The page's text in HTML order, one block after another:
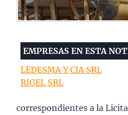
EMPRESAS EN ESTA
LEDESMA Y CIA SRL
RIGEL SRL
correspondientes a la